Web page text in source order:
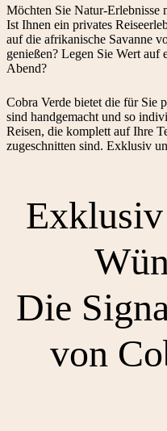
Möchten Sie Natur-Erlebnisse
Ist Ihnen ein privates
auf die afrikanische Savanne
genießen? Legen Sie Wert auf
Abend?
Cobra Verde bietet die für Sie
sind handgemacht und so
Reisen, die komplett auf Ihre
zugeschnitten sind. Exklusiv
Die
von